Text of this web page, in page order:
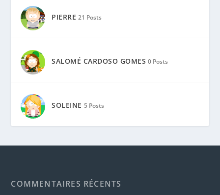
PIERRE 21 Posts
SALOMÉ CARDOSO GOMES 0 Posts
SOLEINE 5 Posts
COMMENTAIRES RÉCENTS